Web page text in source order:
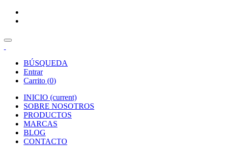
BÚSQUEDA
Entrar
Carrito (0)
INICIO (current)
SOBRE NOSOTROS
PRODUCTOS
MARCAS
BLOG
CONTACTO